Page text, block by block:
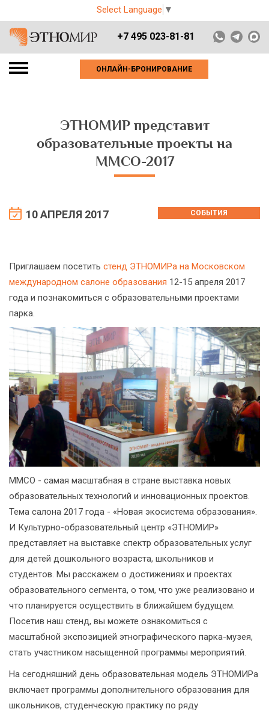
Select Language ▼
+7 495 023-81-81
ОНЛАЙН-БРОНИРОВАНИЕ
ЭТНОМИР представит
образовательные проекты на
ММСО-2017
10 АПРЕЛЯ 2017 СОБЫТИЯ
Приглашаем посетить стенд ЭТНОМИРа на Московском
международном салоне образования 12-15 апреля 2017
года и познакомиться с образовательными проектами
парка.
ММСО - самая масштабная в стране выставка новых
образовательных технологий и инновационных проектов.
Тема салона 2017 года - «Новая экосистема образования».
И Культурно-образовательный центр «ЭТНОМИР»
представляет на выставке спектр образовательных услуг
для детей дошкольного возраста, школьников и
студентов. Мы расскажем о достижениях и проектах
образовательного сегмента, о том, что уже реализовано и
что планируется осуществить в ближайшем будущем.
Посетив наш стенд, вы можете ознакомиться с
масштабной экспозицией этнографического парка-музея,
стать участником насыщенной программы мероприятий.
На сегодняшний день образовательная модель ЭТНОМИРа
включает программы дополнительного образования для
школьников, студенческую практику по ряду